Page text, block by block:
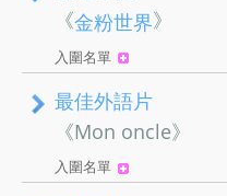
《金粉世界》
入圍名單
最佳外語片
《Mon oncle》
入圍名單